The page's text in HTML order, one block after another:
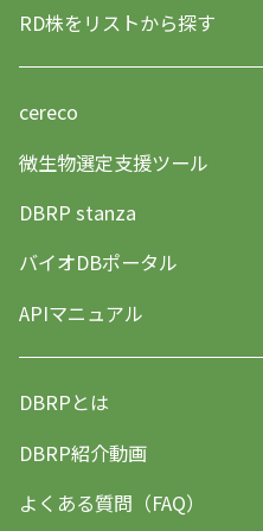
RD株をリストから探す
cereco
微生物選定支援ツール
DBRP stanza
バイオDBポータル
APIマニュアル
DBRPとは
DBRP紹介動画
よくある質問（FAQ）